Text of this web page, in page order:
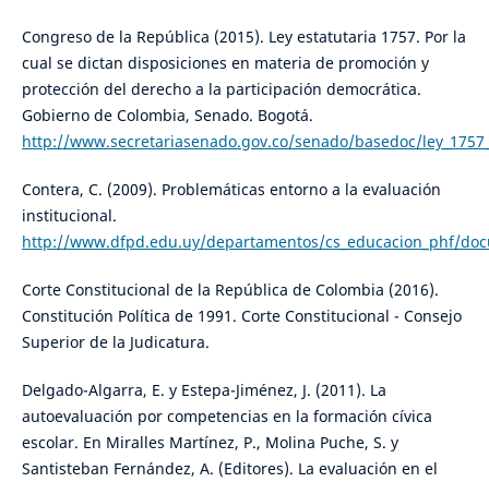
Congreso de la República (2015). Ley estatutaria 1757. Por la
cual se dictan disposiciones en materia de promoción y
protección del derecho a la participación democrática.
Gobierno de Colombia, Senado. Bogotá.
http://www.secretariasenado.gov.co/senado/basedoc/
Contera, C. (2009). Problemáticas entorno a la evaluación
institucional.
http://www.dfpd.edu.uy/departamentos/cs_educacion_phf/
Corte Constitucional de la República de Colombia (2016).
Constitución Política de 1991. Corte Constitucional - Consejo
Superior de la Judicatura.
Delgado-Algarra, E. y Estepa-Jiménez, J. (2011). La
autoevaluación por competencias en la formación cívica
escolar. En Miralles Martínez, P., Molina Puche, S. y
Santisteban Fernández, A. (Editores). La evaluación en el